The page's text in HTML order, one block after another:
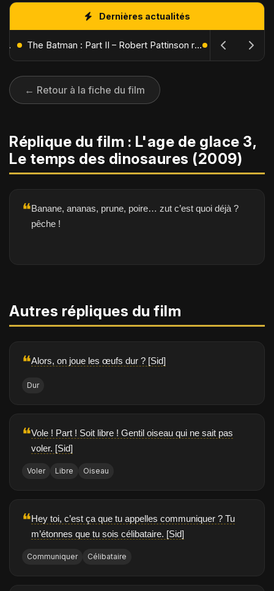
Dernières actualités
L'Âge de Glace : Le Réveil du Volcan – Manny, Sid et Diego de retour pour une aventure explosive The Batman : Part II – Robert Pattinson replonge dans les ténèbres de Gotham dès octobre 2027
← Retour à la fiche du film
Réplique du film : L'age de glace 3,
Le temps des dinosaures (2009)
❝Banane, ananas, prune, poire… zut c’est quoi déjà ?
pêche !
Autres répliques du film
❝Alors, on joue les œufs dur ? [Sid]
Dur
❝Vole ! Part ! Soit libre ! Gentil oiseau qui ne sait pas
voler. [Sid]
Voler Libre Oiseau
❝Hey toi, c’est ça que tu appelles communiquer ? Tu
m’étonnes que tu sois célibataire. [Sid]
Communiquer Célibataire